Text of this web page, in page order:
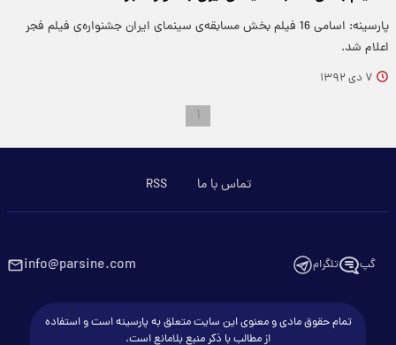
پارسینه: اسامی 16 فیلم بخش مسابقه‌ی سینمای ایران جشنواره‌ی فیلم فجر
اعلام شد.
۷ دی ۱۳۹۲
۱
تماس با ما RSS
گپ تلگرام info@parsine.com
تمام حقوق مادی و معنوی این سایت متعلق به پارسینه است و استفاده
از مطالب با ذکر منبع بلامانع است.